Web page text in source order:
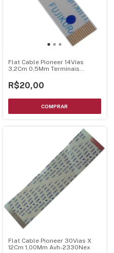
Flat Cable Pioneer 14Vias
3,2Cm 0,5Mm Terminais
R$20,00
Flat Cable Pioneer 30Vias X
12Cm 1,00Mm Avh-2330Nex